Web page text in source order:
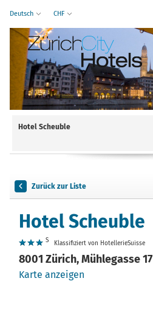
Deutsch CHF
Hotel Scheuble
Zurück zur Liste
Hotel Scheuble
S Klassifiziert von HotellerieSuisse
8001 Zürich, Mühlegasse 17
Karte anzeigen